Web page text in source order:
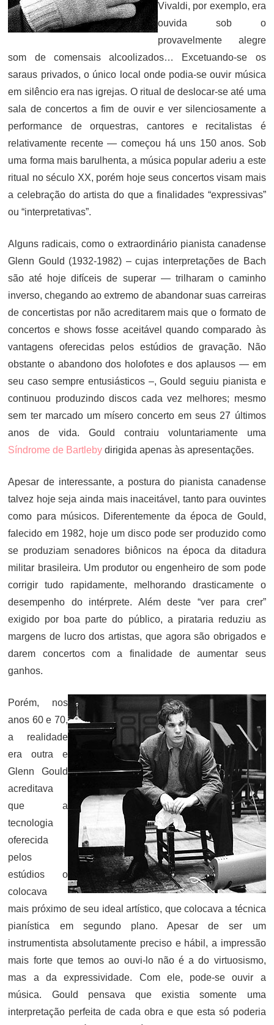
Vivaldi, por exemplo, era
ouvida sob o
provavelmente alegre
som de comensais alcoolizados… Excetuando-se os
saraus privados, o único local onde podia-se ouvir música
em silêncio era nas igrejas. O ritual de deslocar-se até uma
sala de concertos a fim de ouvir e ver silenciosamente a
performance de orquestras, cantores e recitalistas é
relativamente recente — começou há uns 150 anos. Sob
uma forma mais barulhenta, a música popular aderiu a este
ritual no século XX, porém hoje seus concertos visam mais
a celebração do artista do que a finalidades “expressivas”
ou “interpretativas”.
Alguns radicais, como o extraordinário pianista canadense
Glenn Gould (1932-1982) – cujas interpretações de Bach
são até hoje difíceis de superar — trilharam o caminho
inverso, chegando ao extremo de abandonar suas carreiras
de concertistas por não acreditarem mais que o formato de
concertos e shows fosse aceitável quando comparado às
vantagens oferecidas pelos estúdios de gravação. Não
obstante o abandono dos holofotes e dos aplausos — em
seu caso sempre entusiásticos –, Gould seguiu pianista e
continuou produzindo discos cada vez melhores; mesmo
sem ter marcado um mísero concerto em seus 27 últimos
anos de vida. Gould contraiu voluntariamente uma
Síndrome de Bartleby dirigida apenas às apresentações.
Apesar de interessante, a postura do pianista canadense
talvez hoje seja ainda mais inaceitável, tanto para ouvintes
como para músicos. Diferentemente da época de Gould,
falecido em 1982, hoje um disco pode ser produzido como
se produziam senadores biônicos na época da ditadura
militar brasileira. Um produtor ou engenheiro de som pode
corrigir tudo rapidamente, melhorando drasticamente o
desempenho do intérprete. Além deste “ver para crer”
exigido por boa parte do público, a pirataria reduziu as
margens de lucro dos artistas, que agora são obrigados e
darem concertos com a finalidade de aumentar seus
ganhos.
Porém, nos
anos 60 e 70,
a realidade
era outra e
Glenn Gould
acreditava
que a
tecnologia
oferecida
pelos
estúdios o
colocava
mais próximo de seu ideal artístico, que colocava a técnica
pianística em segundo plano. Apesar de ser um
instrumentista absolutamente preciso e hábil, a impressão
mais forte que temos ao ouvi-lo não é a do virtuosismo,
mas a da expressividade. Com ele, pode-se ouvir a
música. Gould pensava que existia somente uma
interpretação perfeita de cada obra e que esta só poderia